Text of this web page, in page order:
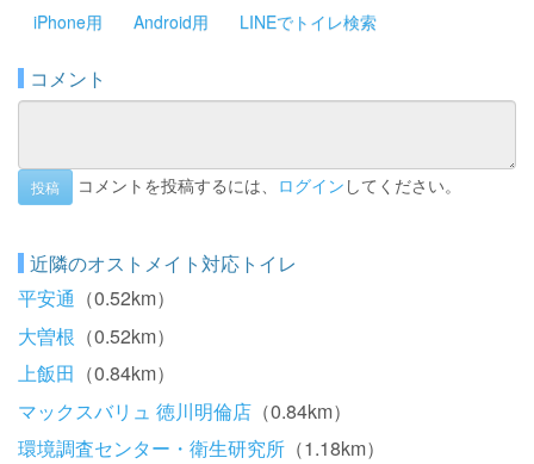
iPhone用
Android用 LINEでトイレ検索
コメント
投稿 コメントを投稿するには、 ログイン してください。
近隣のオストメイト対応トイレ
平安通 （0.52km）
大曽根 （0.52km）
上飯田 （0.84km）
マックスバリュ 徳川明倫店 （0.84km）
環境調査センター・衛生研究所 （1.18km）